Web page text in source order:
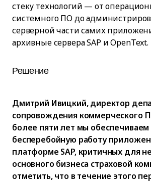
стеку технологий — от
системного ПО до
серверной части самих
архивные сервера SAP и OpenText.
Решение
Дмитрий Ивицкий, директор
сопровождения коммерческого
более пяти лет мы обеспечиваем
бесперебойную работу
платформе SAP, критичных для
основного бизнеса страховой
отметить, что в течение этого